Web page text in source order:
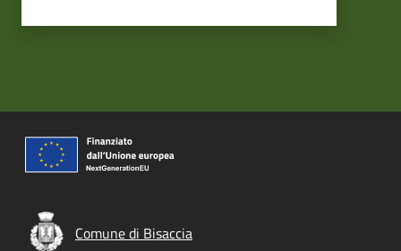
Comune di Bisaccia